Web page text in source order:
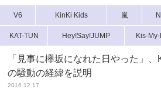
V6 KinKi Kids 嵐
KAT-TUN Hey!Say!JUMP Kis-My-
「見事に欅坂になれた日やった」
の騒動の経緯を説明
2016.12.17